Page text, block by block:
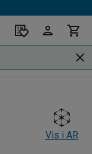
Vis i AR